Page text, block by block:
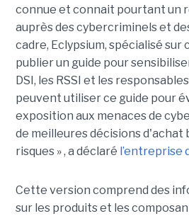
connue et connait pourtant un
auprès des cybercriminels et
cadre, Eclypsium, spécialisé sur
publier un guide pour
DSI, les RSSI et les
peuvent utiliser ce guide pour
exposition aux menaces de
de meilleures décisions d'achat
risques » , a déclaré l’entreprise
Cette version comprend des
sur les produits et les